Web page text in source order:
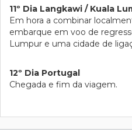
11º Dia Langkawi / Kuala
Em hora a combinar
embarque em voo de
Lumpur e uma cidade de
12º Dia Portugal
Chegada e fim da viagem.